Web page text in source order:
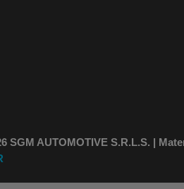
SGM AUTOMOTIVE S.R.L.S. |